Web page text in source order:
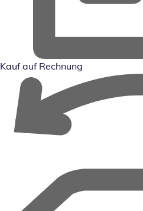
Kauf auf Rechnung